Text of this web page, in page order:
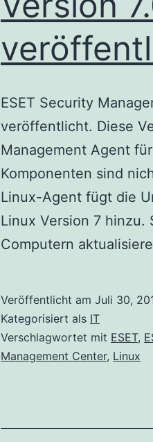
ESET Security
veröffentlicht. Diese
Management Agent
Komponenten sind
Linux-Agent fügt die
Linux Version 7 hinzu.
Computern
Veröffentlicht am Juli 30,
Kategorisiert als IT
Verschlagwortet mit ESET,
Management Center, Linux